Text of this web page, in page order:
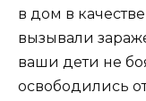
в дом в
вызывали
ваши дети не
освободились